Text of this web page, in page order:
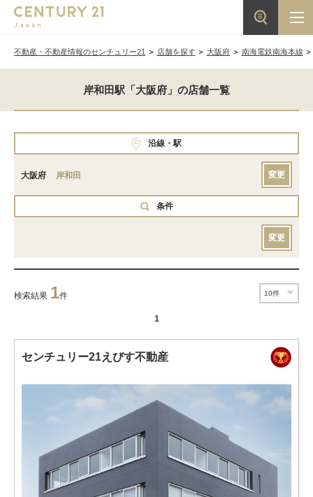
不動産・不動産情報のセンチュリー21 店舗を探す 大阪府 南海電鉄南海本線
岸和田駅「大阪府」の店舗一覧
沿線・駅
大阪府 岸和田 変更
条件
変更
検索結果 1件
1
センチュリー21えびす不動産